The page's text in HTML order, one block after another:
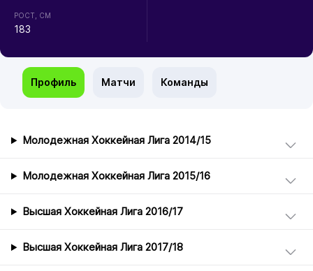
РОСТ, СМ
183
Профиль Матчи Команды
Молодежная Хоккейная Лига 2014/15
Молодежная Хоккейная Лига 2015/16
Высшая Хоккейная Лига 2016/17
Высшая Хоккейная Лига 2017/18